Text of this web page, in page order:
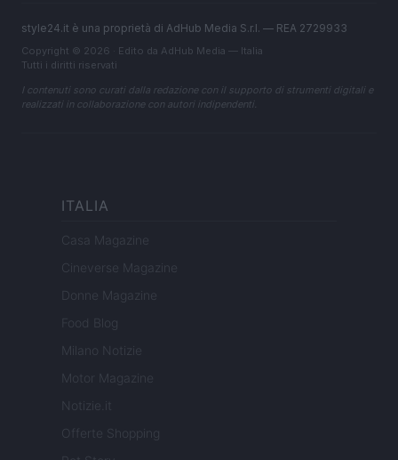
style24.it è una proprietà di AdHub Media S.r.l. — REA 2729933
Copyright © 2026 · Edito da AdHub Media — Italia
Tutti i diritti riservati
I contenuti sono curati dalla redazione con il supporto di strumenti digitali e
realizzati in collaborazione con autori indipendenti.
ITALIA
Casa Magazine
Cineverse Magazine
Donne Magazine
Food Blog
Milano Notizie
Motor Magazine
Notizie.it
Offerte Shopping